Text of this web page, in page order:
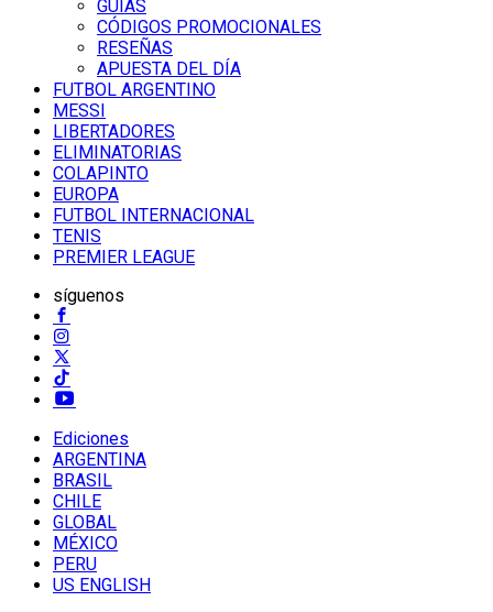
GUÍAS
CÓDIGOS PROMOCIONALES
RESEÑAS
APUESTA DEL DÍA
FUTBOL ARGENTINO
MESSI
LIBERTADORES
ELIMINATORIAS
COLAPINTO
EUROPA
FUTBOL INTERNACIONAL
TENIS
PREMIER LEAGUE
síguenos
Ediciones
ARGENTINA
BRASIL
CHILE
GLOBAL
MÉXICO
PERU
US ENGLISH